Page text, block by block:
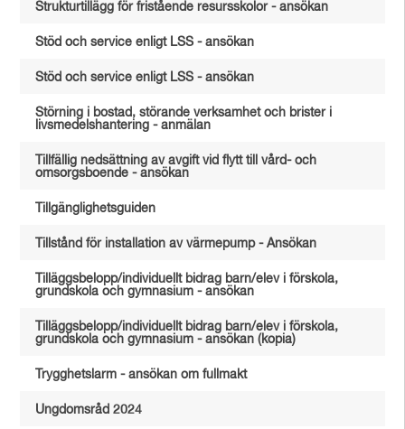
Strukturtillägg för fristående resursskolor - ansökan
Stöd och service enligt LSS - ansökan
Stöd och service enligt LSS - ansökan
Störning i bostad, störande verksamhet och brister i
livsmedelshantering - anmälan
Tillfällig nedsättning av avgift vid flytt till vård- och
omsorgsboende - ansökan
Tillgänglighetsguiden
Tillstånd för installation av värmepump - Ansökan
Tilläggsbelopp/individuellt bidrag barn/elev i förskola,
grundskola och gymnasium - ansökan
Tilläggsbelopp/individuellt bidrag barn/elev i förskola,
grundskola och gymnasium - ansökan (kopia)
Trygghetslarm - ansökan om fullmakt
Ungdomsråd 2024